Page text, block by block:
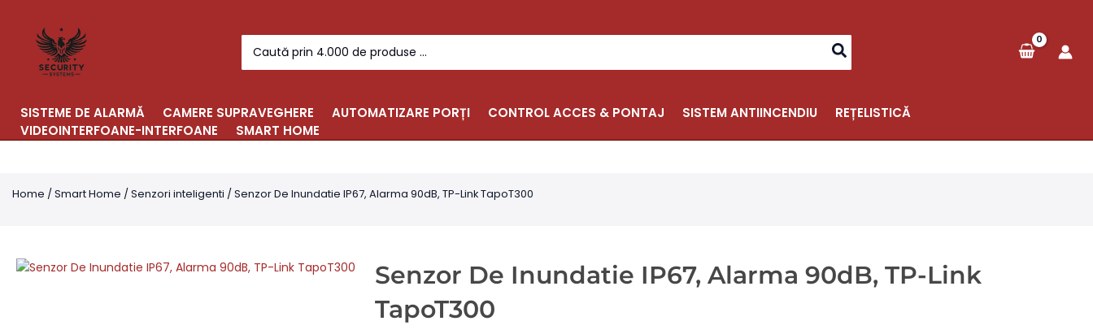
content
for:
SISTEME DE ALARMĂ CAMERE SUPRAVEGHERE AUTOMATIZARE PORȚI CONTROL ACCES & PONTAJ SISTEM ANTIINCENDIU
REȚELISTICĂ
VIDEOINTERFOANE-INTERFOANE
SMART HOME
Home /Smart Home /Senzori inteligenti / Senzor De Inundatie IP67, Alarma 90dB, TP-Link TapoT300
Senzor De Inundatie IP67, Alarma 90dB, TP-Link
TapoT300